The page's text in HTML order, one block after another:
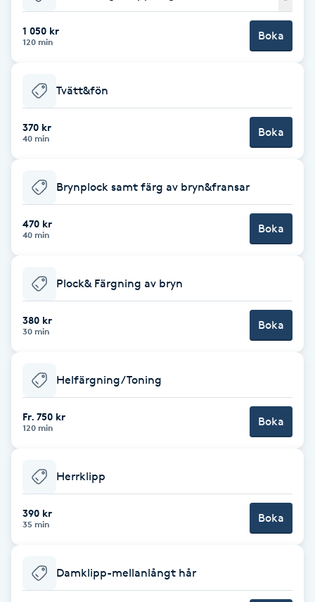
Babylights
Balayage
Barber
Barnklippning
BIAB
Blowout
Bottenfärg
Brynfärgning
Brynplockning
Celluliter
Color correction
1 050 kr
120 min Boka
Tvätt&fön
370 kr
40 min Boka
Brynplock samt färg av bryn&fransar
470 kr
40 min Boka
Plock& Färgning av bryn
380 kr
30 min Boka
Helfärgning/Toning
Fr. 750 kr
120 min Boka
Herrklipp
390 kr
35 min Boka
Damklipp-mellanlångt hår